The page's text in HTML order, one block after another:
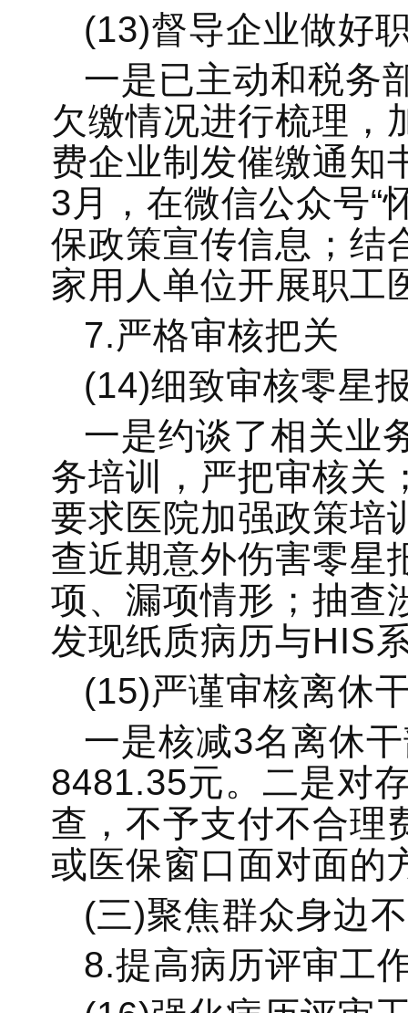
(13)督导企业做好
一是已主动和税务
欠缴情况进行梳理，
费企业制发催缴通知
3月，在微信公众号“
保政策宣传信息；结
家用人单位开展职工
7.严格审核把关
(14)细致审核零星
一是约谈了相关业
务培训，严把审核关
要求医院加强政策培
查近期意外伤害零星
项、漏项情形；抽查
发现纸质病历与HIS
(15)严谨审核离休
一是核减3名离休
8481.35元。二是对
查，不予支付不合理
或医保窗口面对面的
(三)聚焦群众身边
8.提高病历评审工